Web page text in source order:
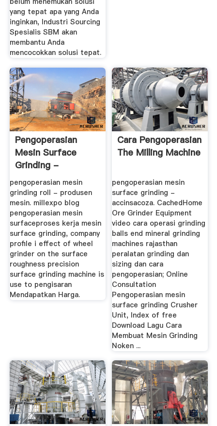
yang tepat apa yang Anda
inginkan, Industri Sourcing
Spesialis SBM akan
membantu Anda
mencocokkan solusi tepat.
Pengoperasian
Mesin Surface
Grinding -
Greenrevolution
pengoperasian mesin
grinding roll - produsen
mesin. millexpo blog
pengoperasian mesin
surfaceproses kerja mesin
surface grinding, company
profile i effect of wheel
grinder on the surface
roughness precision
surface grinding machine is
use to pengisaran
Mendapatkan Harga.
Cara Pengoperasian
The Milling Machine
pengoperasian mesin
surface grinding -
accinsacoza. CachedHome
Ore Grinder Equipment
video cara operasi grinding
balls end mineral grinding
machines rajasthan
peralatan grinding dan
sizing dan cara
pengoperasian; Online
Consultation
Pengoperasian mesin
surface grinding Crusher
Unit, Index of free
Download Lagu Cara
Membuat Mesin Grinding
Noken ...